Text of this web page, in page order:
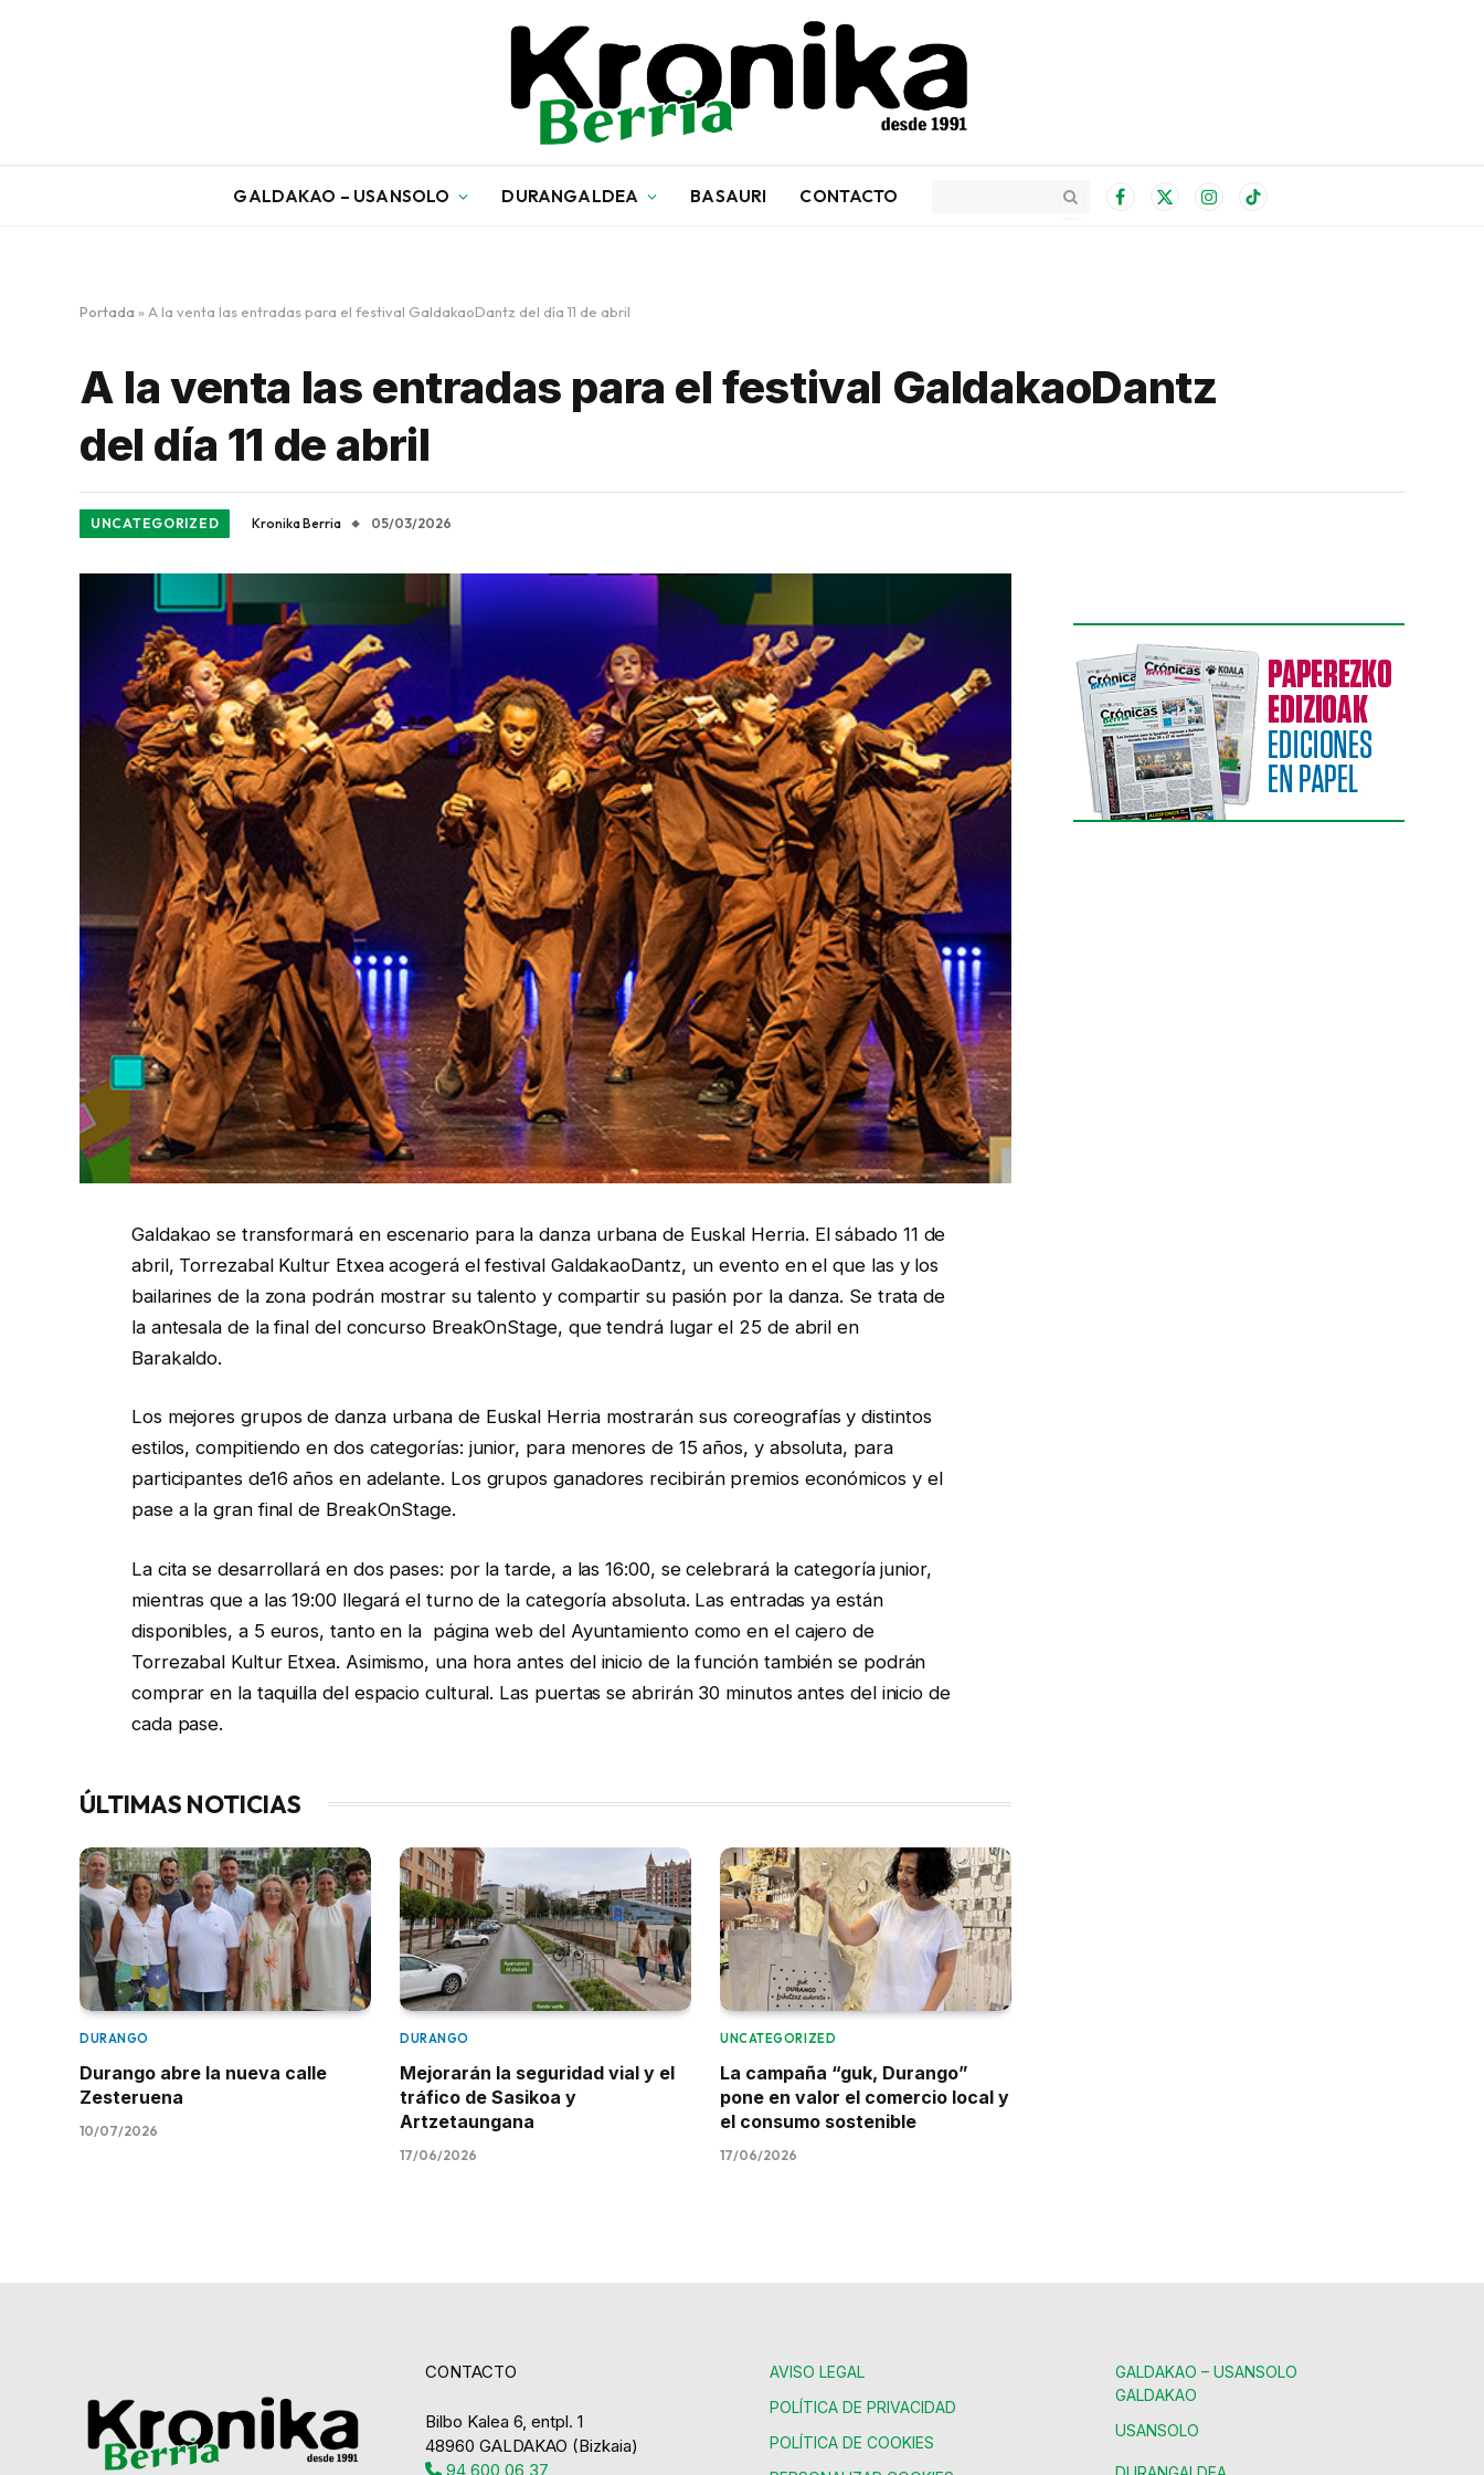
GALDAKAO – USANSOLO DURANGALDEA BASAURI CONTACTO Facebook
X
InstagramTikTok
Portada » A la venta las entradas para el festival GaldakaoDantz del día 11 de abril
A la venta las entradas para el festival GaldakaoDantz
del día 11 de abril
UNCATEGORIZED Kronika Berria 05/03/2026
Galdakao se transformará en escenario para la danza urbana de Euskal Herria. El sábado 11 de
abril, Torrezabal Kultur Etxea acogerá el festival GaldakaoDantz, un evento en el que las y los
bailarines de la zona podrán mostrar su talento y compartir su pasión por la danza. Se trata de
la antesala de la final del concurso BreakOnStage, que tendrá lugar el 25 de abril en
Barakaldo.
Los mejores grupos de danza urbana de Euskal Herria mostrarán sus coreografías y distintos
estilos, compitiendo en dos categorías: junior, para menores de 15 años, y absoluta, para
participantes de16 años en adelante. Los grupos ganadores recibirán premios económicos y el
pase a la gran final de BreakOnStage.
La cita se desarrollará en dos pases: por la tarde, a las 16:00, se celebrará la categoría junior,
mientras que a las 19:00 llegará el turno de la categoría absoluta. Las entradas ya están
disponibles, a 5 euros, tanto en la página web del Ayuntamiento como en el cajero de
Torrezabal Kultur Etxea. Asimismo, una hora antes del inicio de la función también se podrán
comprar en la taquilla del espacio cultural. Las puertas se abrirán 30 minutos antes del inicio de
cada pase.
ÚLTIMAS NOTICIAS
DURANGO
Durango abre la nueva calle
Zesteruena
10/07/2026
DURANGO
Mejorarán la seguridad vial y el
tráfico de Sasikoa y
Artzetaungana
17/06/2026
UNCATEGORIZED
La campaña “guk, Durango”
pone en valor el comercio local y
el consumo sostenible
17/06/2026
CONTACTO
Bilbo Kalea 6, entpl. 1
48960 GALDAKAO (Bizkaia)
94 600 06 37
AVISO LEGAL
POLÍTICA DE PRIVACIDAD
POLÍTICA DE COOKIES
GALDAKAO – USANSOLO
GALDAKAO
USANSOLO